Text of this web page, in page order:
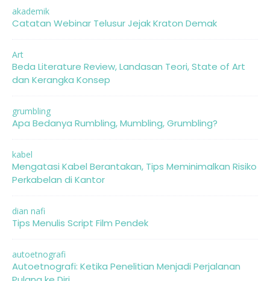
akademik
Catatan Webinar Telusur Jejak Kraton Demak
Art
Beda Literature Review, Landasan Teori, State of Art
dan Kerangka Konsep
grumbling
Apa Bedanya Rumbling, Mumbling, Grumbling?
kabel
Mengatasi Kabel Berantakan, Tips Meminimalkan Risiko
Perkabelan di Kantor
dian nafi
Tips Menulis Script Film Pendek
autoetnografi
Autoetnografi: Ketika Penelitian Menjadi Perjalanan